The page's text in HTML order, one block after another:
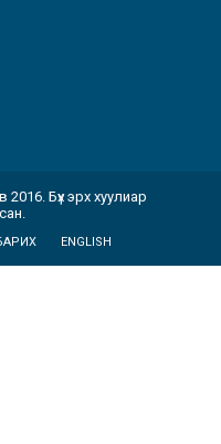
Бүх эрх хуулиар
ENGLISH